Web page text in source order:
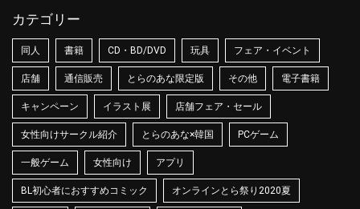
カテゴリー
同人 書籍 CD・BD/DVD 玩具 フェア・イベント
店舗 通信販売 とらのあな限定版 その他 電子書籍
キャンペーン イラスト展 店舗フェア・セール
女性向けサークル紹介 とらのあな×韓国 PCゲーム
一般ゲーム 女性向け アプリ
BL初心者におすすめコミック オンラインとら祭り2020夏